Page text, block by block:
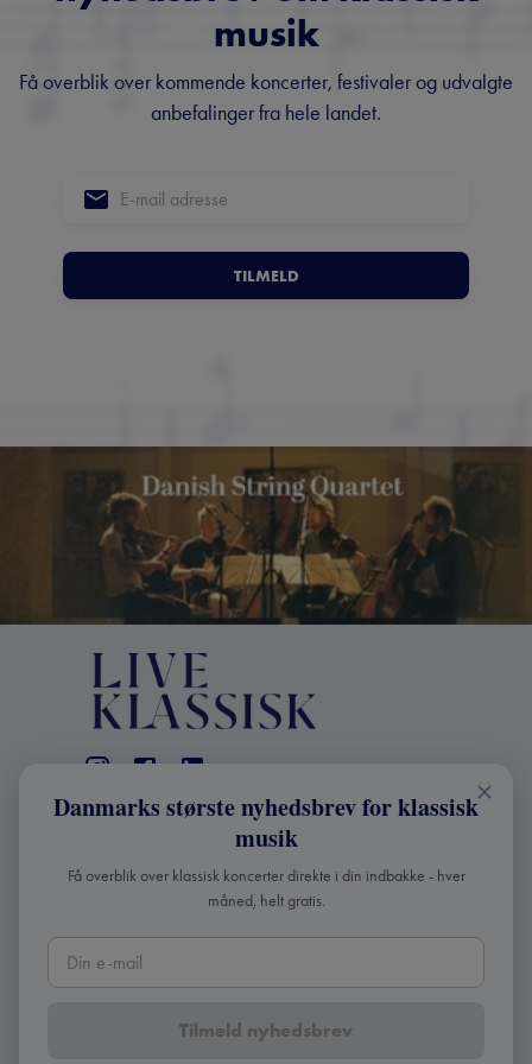
musik
Få overblik over kommende koncerter, festivaler og udvalgte
anbefalinger fra hele landet.
TILMELD
KONTAKT
info@liveklassisk.dk
Live Klassisk ApS
CVR 41507780
2026Live Klassisk •Fortroligheds- og
Danmarks største nyhedsbrev for klassisk
musik
Få overblik over klassisk koncerter direkte i din indbakke - hver
måned, helt gratis.
Tilmeld nyhedsbrev